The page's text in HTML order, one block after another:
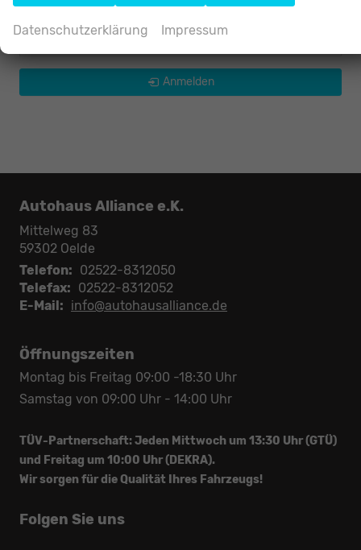
Volkswagen
Anmelden
Autohaus Alliance e.K.
Mittelweg 83
59302 Oelde
Telefon: 02522-8312050
Telefax: 02522-8312052
E-Mail: info@autohausalliance.de
Öffnungszeiten
Montag bis Freitag 09:00 -18:30 Uhr
Samstag von 09:00 Uhr - 14:00 Uhr
TÜV-Partnerschaft: Jeden Mittwoch um 13:30 Uhr (GTÜ)
und Freitag um 10:00 Uhr (DEKRA).
Wir sorgen für die Qualität Ihres Fahrzeugs!
Folgen Sie uns
Datenschutzerklärung Impressum